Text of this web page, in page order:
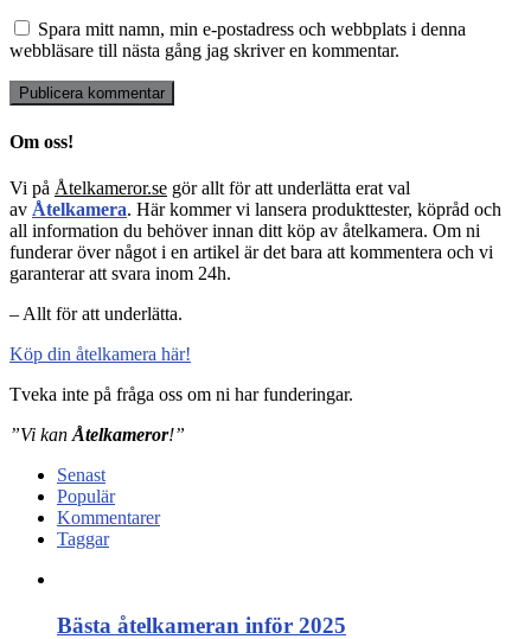
Spara mitt namn, min e-postadress och webbplats i denna
webbläsare till nästa gång jag skriver en kommentar.
Om oss!
Vi på Åtelkameror.se gör allt för att underlätta erat val
av Åtelkamera. Här kommer vi lansera produkttester, köpråd och
all information du behöver innan ditt köp av åtelkamera. Om ni
funderar över något i en artikel är det bara att kommentera och vi
garanterar att svara inom 24h.
– Allt för att underlätta.
Köp din åtelkamera här!
Tveka inte på fråga oss om ni har funderingar.
”Vi kan Åtelkameror!”
Senast
Populär
Kommentarer
Taggar
Bästa åtelkameran inför 2025